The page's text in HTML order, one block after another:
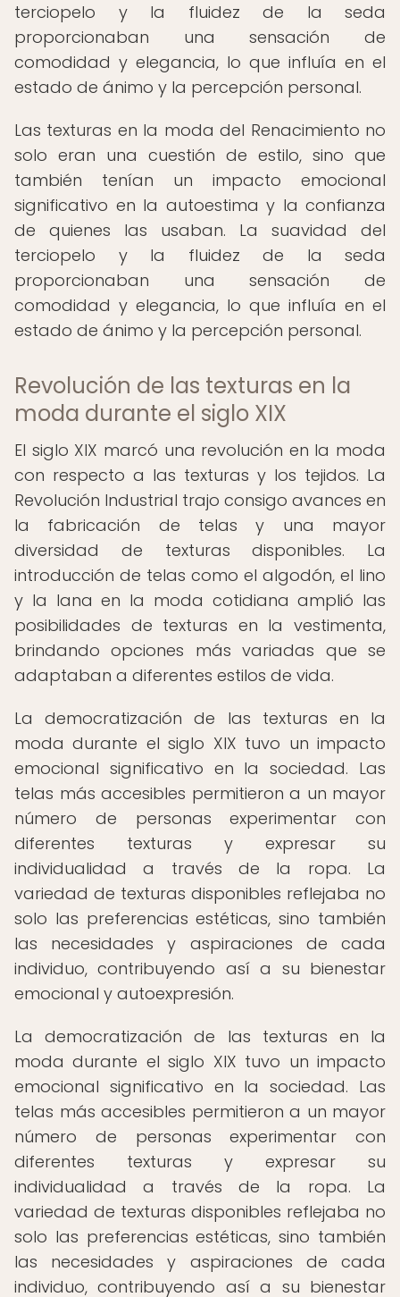
terciopelo y la fluidez de la seda
proporcionaban una sensación de
comodidad y elegancia, lo que influía en el
estado de ánimo y la percepción personal.
Las texturas en la moda del Renacimiento no
solo eran una cuestión de estilo, sino que
también tenían un impacto emocional
significativo en la autoestima y la confianza
de quienes las usaban. La suavidad del
terciopelo y la fluidez de la seda
proporcionaban una sensación de
comodidad y elegancia, lo que influía en el
estado de ánimo y la percepción personal.
Revolución de las texturas en la
moda durante el siglo XIX
El siglo XIX marcó una revolución en la moda
con respecto a las texturas y los tejidos. La
Revolución Industrial trajo consigo avances en
la fabricación de telas y una mayor
diversidad de texturas disponibles. La
introducción de telas como el algodón, el lino
y la lana en la moda cotidiana amplió las
posibilidades de texturas en la vestimenta,
brindando opciones más variadas que se
adaptaban a diferentes estilos de vida.
La democratización de las texturas en la
moda durante el siglo XIX tuvo un impacto
emocional significativo en la sociedad. Las
telas más accesibles permitieron a un mayor
número de personas experimentar con
diferentes texturas y expresar su
individualidad a través de la ropa. La
variedad de texturas disponibles reflejaba no
solo las preferencias estéticas, sino también
las necesidades y aspiraciones de cada
individuo, contribuyendo así a su bienestar
emocional y autoexpresión.
La democratización de las texturas en la
moda durante el siglo XIX tuvo un impacto
emocional significativo en la sociedad. Las
telas más accesibles permitieron a un mayor
número de personas experimentar con
diferentes texturas y expresar su
individualidad a través de la ropa. La
variedad de texturas disponibles reflejaba no
solo las preferencias estéticas, sino también
las necesidades y aspiraciones de cada
individuo, contribuyendo así a su bienestar